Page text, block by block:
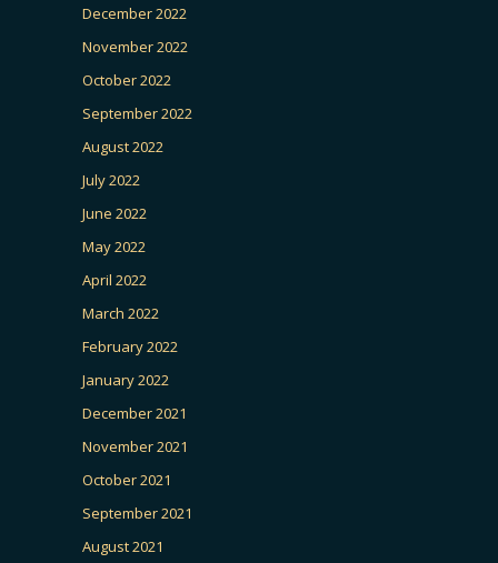
December 2022
November 2022
October 2022
September 2022
August 2022
July 2022
June 2022
May 2022
April 2022
March 2022
February 2022
January 2022
December 2021
November 2021
October 2021
September 2021
August 2021